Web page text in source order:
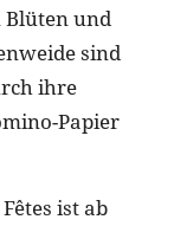
und
sind
ihre
Papier
ist ab